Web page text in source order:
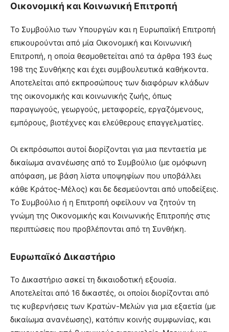
Οικονομική και Κοινωνική Επιτροπή
Το Συμβούλιο των Υπουργών και η Ευρωπαϊκή Επιτροπή
επικουρούνται από μία Οικονομική και Κοινωνική
Επιτροπή, η οποία θεσμοθετείται από τα άρθρα 193 έως
198 της Συνθήκης και έχει συμβουλευτικά καθήκοντα.
Αποτελείται από εκπροσώπους των διαφόρων κλάδων
της οικονομικής και κοινωνικής ζωής, όπως
παραγωγούς, γεωργούς, μεταφορείς, εργαζόμενους,
εμπόρους, βιοτέχνες και ελεύθερους επαγγελματίες.
Οι εκπρόσωποι αυτοί διορίζονται για μια πενταετία με
δικαίωμα ανανέωσης από το Συμβούλιο (με ομόφωνη
απόφαση, με βάση λίστα υποψηφίων που υποβάλλει
κάθε Κράτος-Μέλος) και δε δεσμεύονται από υποδείξεις.
Το Συμβούλιο ή η Επιτροπή οφείλουν να ζητούν τη
γνώμη της Οικονομικής και Κοινωνικής Επιτροπής στις
περιπτώσεις που προβλέπονται από τη Συνθήκη.
Ευρωπαϊκό Δικαστήριο
Το Δικαστήριο ασκεί τη δικαιοδοτική εξουσία.
Αποτελείται από 16 δικαστές, οι οποίοι διορίζονται από
τις κυβερνήσεις των Κρατών-Μελών για μια εξαετία (με
δικαίωμα ανανέωσης), κατόπιν κοινής συμφωνίας, και